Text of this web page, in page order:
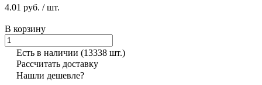
4.01 руб. / шт.
В корзину
Есть в наличии (13338 шт.)
Рассчитать доставку
Нашли дешевле?